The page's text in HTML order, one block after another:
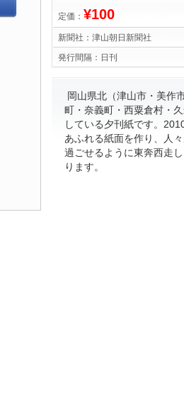
定価： ¥100
新聞社： 津山朝日新聞社
発行間隔： 日刊
岡山県北（津山市・美作
町・奈義町・西粟倉村・
している夕刊紙です。
あふれる紙面を作り、人
過ごせるように東奔西走
ります。